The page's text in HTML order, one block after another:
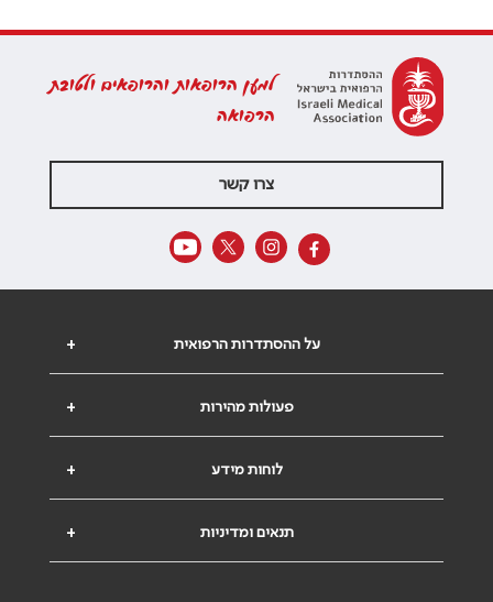
למען הרופאות והרופאים ולטובת
הרפואה
צרו קשר
+ על ההסתדרות הרפואית
+ פעולות מהירות
+ לוחות מידע
+ תנאים ומדיניות